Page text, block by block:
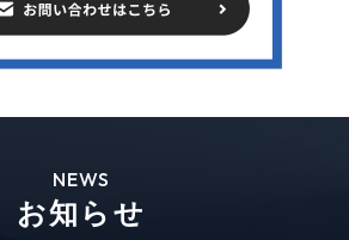
NEWS
お知らせ